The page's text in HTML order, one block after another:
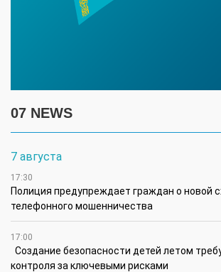
07 NEWS
7 августа
17:30
Полиция предупреждает граждан о новой
телефонного мошенничества
17:00
Создание безопасности детей летом
контроля за ключевыми рисками